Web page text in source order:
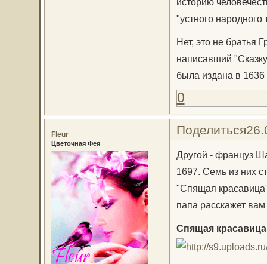
"устного народного
Нет, это не братья
написавший
была издана в 1636
0
Поделиться
Fleur
Цветочная Фея
Другой - француз
1697. Семь из них
"Спящая
папа расскажет вам
Спящая красавица